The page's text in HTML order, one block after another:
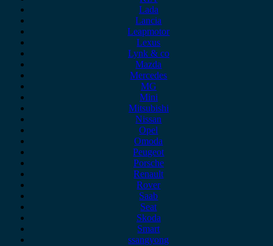
Lada
Lancia
Leapmotor
Lexus
Lynk & co
Mazda
Mercedes
MG
Mini
Mitsubishi
Nissan
Opel
Omoda
Peugeot
Porsche
Renault
Rover
Saab
Seat
Skoda
Smart
ssangyong